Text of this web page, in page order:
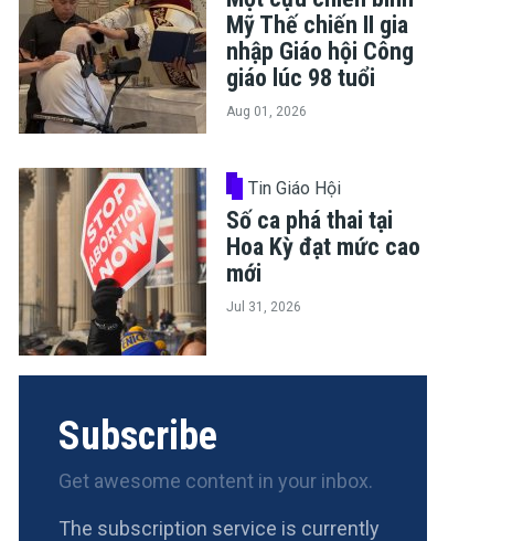
Mỹ Thế chiến II gia
nhập Giáo hội Công
giáo lúc 98 tuổi
Aug 01, 2026
Tin Giáo Hội
Số ca phá thai tại
Hoa Kỳ đạt mức cao
mới
Jul 31, 2026
Subscribe
Get awesome content in your inbox.
The subscription service is currently